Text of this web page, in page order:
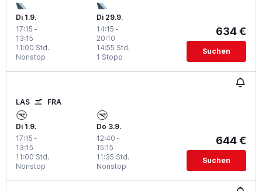
Di 1.9.
17:15 -
13:15
Nonstop
11:00 Std.
Di 29.9.
14:15 -
20:10
1 Stopp
14:55 Std.
634 €
Suchen
LAS FRA
Di 1.9.
17:15 -
13:15
Nonstop
11:00 Std.
Do 3.9.
12:40 -
15:15
Nonstop
11:35 Std.
644 €
Suchen